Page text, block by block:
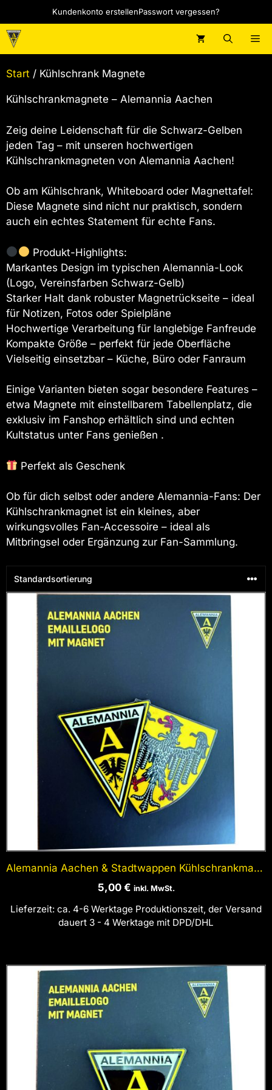
Inhalt
springen
Kundenkonto erstellenPasswort vergessen?
Start / Kühlschrank Magnete
Kühlschrankmagnete – Alemannia Aachen
Zeig deine Leidenschaft für die Schwarz-Gelben
jeden Tag – mit unseren hochwertigen
Kühlschrankmagneten von Alemannia Aachen!
Ob am Kühlschrank, Whiteboard oder Magnettafel:
Diese Magnete sind nicht nur praktisch, sondern
auch ein echtes Statement für echte Fans.
Produkt-Highlights:
Markantes Design im typischen Alemannia-Look
(Logo, Vereinsfarben Schwarz-Gelb)
Starker Halt dank robuster Magnetrückseite – ideal
für Notizen, Fotos oder Spielpläne
Hochwertige Verarbeitung für langlebige Fanfreude
Kompakte Größe – perfekt für jede Oberfläche
Vielseitig einsetzbar – Küche, Büro oder Fanraum
Einige Varianten bieten sogar besondere Features –
etwa Magnete mit einstellbarem Tabellenplatz, die
exklusiv im Fanshop erhältlich sind und echten
Kultstatus unter Fans genießen .
Perfekt als Geschenk
Ob für dich selbst oder andere Alemannia-Fans: Der
Kühlschrankmagnet ist ein kleines, aber
wirkungsvolles Fan-Accessoire – ideal als
Mitbringsel oder Ergänzung zur Fan-Sammlung.
Alemannia Aachen & Stadtwappen Kühlschrankmagnet
5,00 € inkl. MwSt.
Lieferzeit: ca. 4-6 Werktage Produktionszeit, der Versand
dauert 3 - 4 Werktage mit DPD/DHL